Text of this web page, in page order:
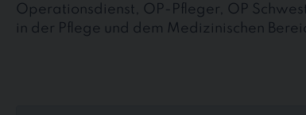
Operationsdienst, OP-Pfleger, OP
in der Pflege und dem Medizinischen